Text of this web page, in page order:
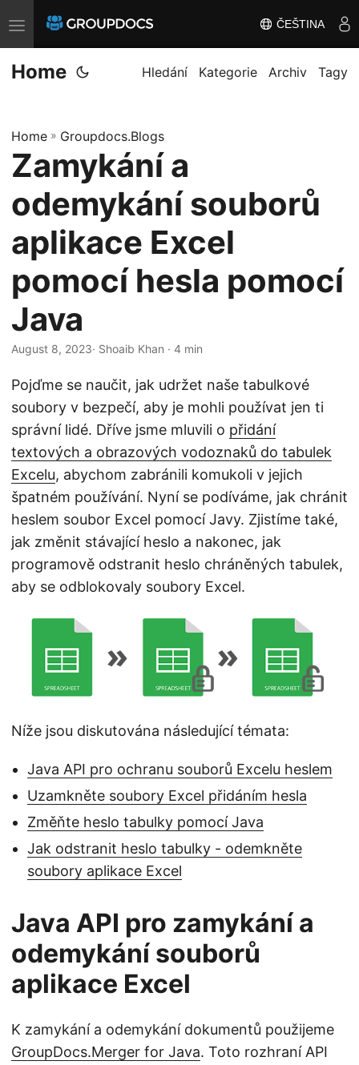
T
o
g
e
n
v
g
a
t
ČEŠTINA
Home Hledání Kategorie Archiv Tagy
Home » Groupdocs.Blogs
Zamykání a
odemykání souborů
aplikace Excel
pomocí hesla pomocí
Java
August 8, 2023· Shoaib Khan · 4 min
Pojďme se naučit, jak udržet naše tabulkové
soubory v bezpečí, aby je mohli používat jen ti
správní lidé. Dříve jsme mluvili o přidání
textových a obrazových vodoznaků do tabulek
Excelu, abychom zabránili komukoli v jejich
špatném používání. Nyní se podíváme, jak chránit
heslem soubor Excel pomocí Javy. Zjistíme také,
jak změnit stávající heslo a nakonec, jak
programově odstranit heslo chráněných tabulek,
aby se odblokovaly soubory Excel.
Níže jsou diskutována následující témata:
Java API pro ochranu souborů Excelu heslem
Uzamkněte soubory Excel přidáním hesla
Změňte heslo tabulky pomocí Java
Jak odstranit heslo tabulky - odemkněte
soubory aplikace Excel
Java API pro zamykání a
odemykání souborů
aplikace Excel
K zamykání a odemykání dokumentů použijeme
GroupDocs.Merger for Java. Toto rozhraní API